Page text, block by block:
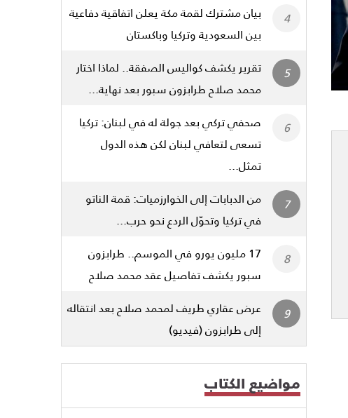
بيان مشترك لقمة مكة يعلن اتفاقية دفاعية
بين السعودية وتركيا وباكستان
تقرير يكشف كواليس الصفقة.. لماذا اختار
محمد صلاح طرابزون سبور بعد نهاية...
صحفي تركي بعد جولة له في لبنان: تركيا
تسعى لتعافي لبنان لكن هذه الدول
تمثل...
من الدبابات إلى الخوارزميات: قمة الناتو
في تركيا وتحوّل الردع نحو حرب...
17 مليون يورو في الموسم.. طرابزون
سبور يكشف تفاصيل عقد محمد صلاح
عرض عقاري طريف لمحمد صلاح بعد انتقاله
إلى طرابزون (فيديو)
مواضيع الكتاب